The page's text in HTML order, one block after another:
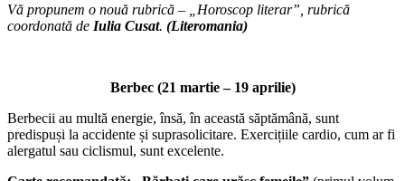
Vă propunem o nouă rubrică – „Horoscop literar”, rubrică
coordonată de Iulia Cusat. (Literomania)
Berbec (21 martie – 19 aprilie)
Berbecii au multă energie, însă, în această săptămână, sunt
predispuși la accidente și suprasolicitare. Exercițiile cardio, cum ar fi
alergatul sau ciclismul, sunt excelente.